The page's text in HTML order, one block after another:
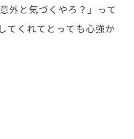
外と気づくやろ？」って
てくれてとっても心強か